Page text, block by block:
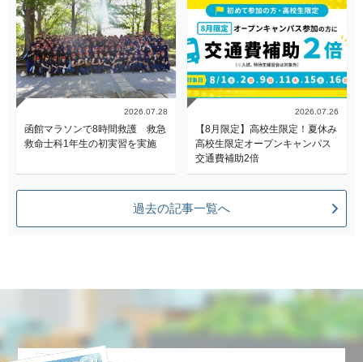
2026.07.28
函館マラソンで8時間救護 救急
救命士科1年生の初実習を実施
2026.07.26
【8月限定】高校生限定！夏休み
高校生限定オープンキャンパス
交通費補助2倍
過去の記事一覧へ